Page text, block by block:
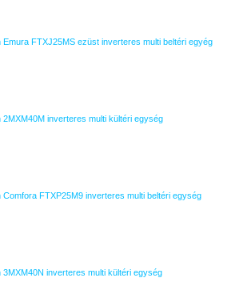
Emura FTXJ25MS ezüst inverteres multi beltéri egyég
2MXM40M inverteres multi kültéri egység
Comfora FTXP25M9 inverteres multi beltéri egység
3MXM40N inverteres multi kültéri egység